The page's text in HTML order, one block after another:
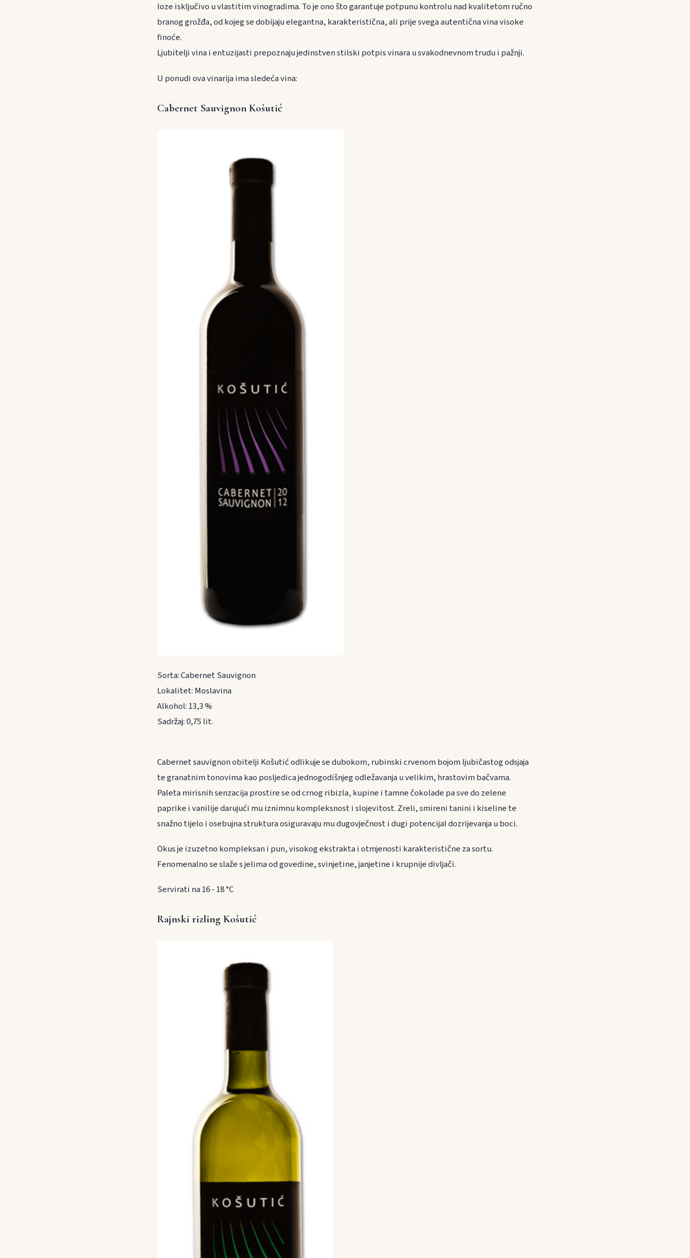
loze isključivo u vlastitim vinogradima. To je ono što garantuje potpunu kontrolu nad kvalitetom ručno
branog grožđa, od kojeg se dobijaju elegantna, karakteristična, ali prije svega autentična vina visoke
finoće.
Ljubitelji vina i entuzijasti prepoznaju jedinstven stilski potpis vinara u svakodnevnom trudu i pažnji.
U ponudi ova vinarija ima sledeća vina:
Cabernet Sauvignon Košutić
Sorta: Cabernet Sauvignon
Lokalitet: Moslavina
Alkohol: 13,3 %
Sadržaj: 0,75 lit.
Cabernet sauvignon obitelji Košutić odlikuje se dubokom, rubinski crvenom bojom ljubičastog odsjaja
te granatnim tonovima kao posljedica jednogodišnjeg odležavanja u velikim, hrastovim bačvama.
Paleta mirisnih senzacija prostire se od crnog ribizla, kupine i tamne čokolade pa sve do zelene
paprike i vanilije darujući mu iznimnu kompleksnost i slojevitost. Zreli, smireni tanini i kiseline te
snažno tijelo i osebujna struktura osiguravaju mu dugovječnost i dugi potencijal dozrijevanja u boci.
Okus je izuzetno kompleksan i pun, visokog ekstrakta i otmjenosti karakteristične za sortu.
Fenomenalno se slaže s jelima od govedine, svinjetine, janjetine i krupnije divljači.
Servirati na 16 - 18 °C
Rajnski rizling Košutić